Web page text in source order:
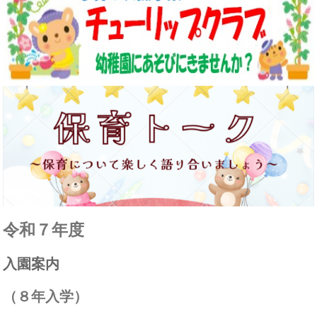
令和７年度
入園案内
（８年入学）